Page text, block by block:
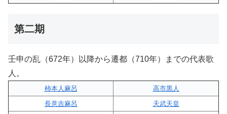
第二期
壬申の乱（672年）以降から遷都（710年）までの代表歌
人。
柿本人麻呂
高市黒人
長意吉麻呂
天武天皇